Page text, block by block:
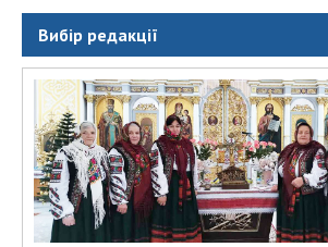
Вибір редакції